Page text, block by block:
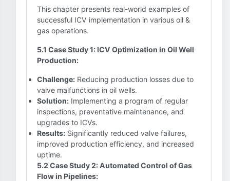
This chapter presents real-world examples of
successful ICV implementation in various oil &
gas operations.
5.1 Case Study 1: ICV Optimization in Oil Well
Production:
Challenge: Reducing production losses due to
valve malfunctions in oil wells.
Solution: Implementing a program of regular
inspections, preventative maintenance, and
upgrades to ICVs.
Results: Significantly reduced valve failures,
improved production efficiency, and increased
uptime.
5.2 Case Study 2: Automated Control of Gas
Flow in Pipelines: